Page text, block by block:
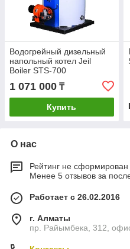
Водогрейный дизельный
напольный котел Jeil
Boiler STS-700
1 071 000 ₸
Купить
О нас
Рейтинг не сформирован
Менее 5 отзывов за
Работает с 26.02.2016
г. Алматы
пр. Райымбека, 312,